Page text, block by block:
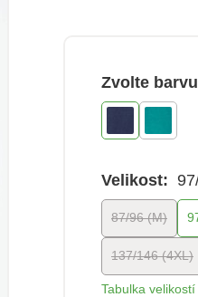
Zvolte
Velikost:
87/96 (M)
137/146 (4XL)
Tabulka velikostí